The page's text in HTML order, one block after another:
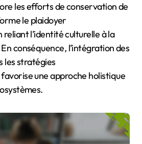
les efforts de conservation de
le plaidoyer
l’identité culturelle à la
conséquence, l’intégration des
les stratégies
une approche holistique